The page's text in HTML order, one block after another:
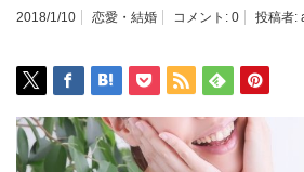
2018/1/10 恋愛・結婚 コメント: 0 投稿者: